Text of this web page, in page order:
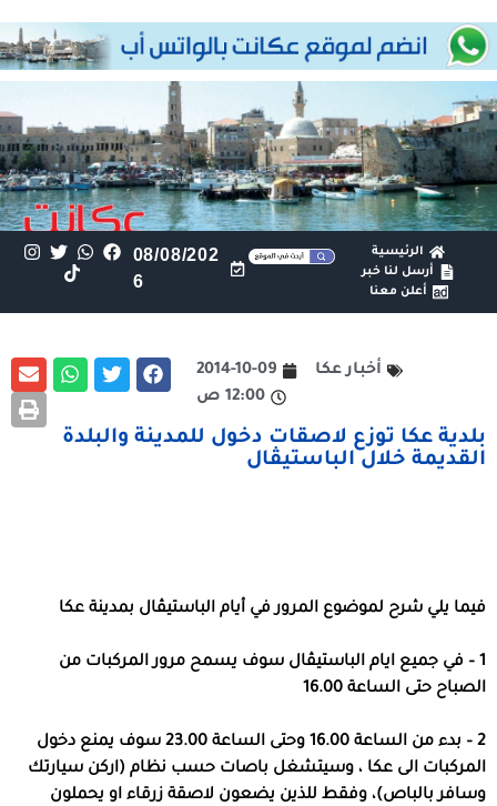
الرئيسية
أرسل لنا خبر
أعلن معنا
08/08/202
6
أخبار عكا
2014-10-09
12:00 ص
بلدية عكا توزع لاصقات دخول للمدينة والبلدة
القديمة خلال الباستيڤال
فيما يلي شرح لموضوع المرور في أيام الباستيڤال بمدينة عكا
1 – في جميع ايام الباستيڤال سوف يسمح مرور المركبات من
الصباح حتى الساعة 16.00
2 – بدء من الساعة 16.00 وحتى الساعة 23.00 سوف يمنع دخول
المركبات الى عكا ، وسيتشغل باصات حسب نظام (اركن سيارتك
وسافر بالباص)، وفقط للذين يضعون لاصقة زرقاء او يحملون